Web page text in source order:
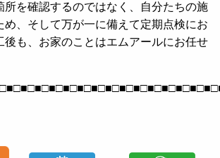
所を確認するのではなく、自分たちの施
め、そして万が一に備えて定期点検にお
後も、お家のことはエムアールにお任せ